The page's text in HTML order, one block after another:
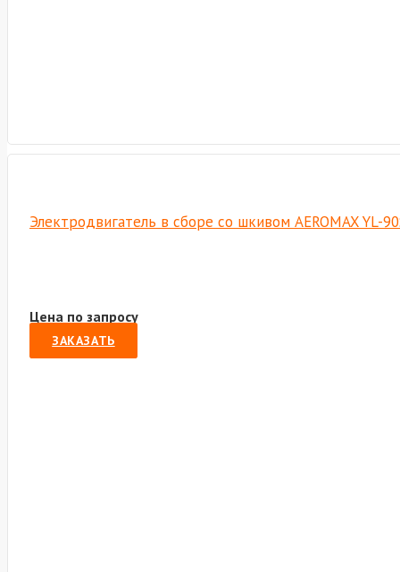
Электродвигатель в сборе со шкивом AEROMAX YL-
Цена по запросу
ЗАКАЗАТЬ